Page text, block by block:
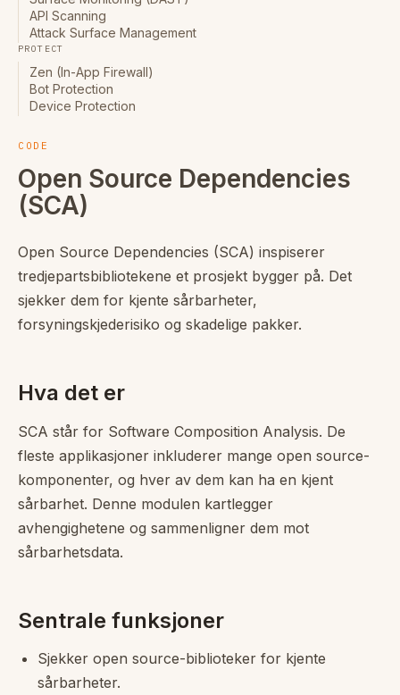
API Scanning
Attack Surface Management
PROTECT
Zen (In-App Firewall)
Bot Protection
Device Protection
CODE
Open Source Dependencies
(SCA)
Open Source Dependencies (SCA) inspiserer
tredjepartsbibliotekene et prosjekt bygger på. Det
sjekker dem for kjente sårbarheter,
forsyningskjederisiko og skadelige pakker.
Hva det er
SCA står for Software Composition Analysis. De
fleste applikasjoner inkluderer mange open source-
komponenter, og hver av dem kan ha en kjent
sårbarhet. Denne modulen kartlegger
avhengighetene og sammenligner dem mot
sårbarhetsdata.
Sentrale funksjoner
Sjekker open source-biblioteker for kjente
sårbarheter.